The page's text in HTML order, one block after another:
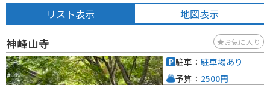
リスト表示 地図表示
神峰山寺 お気に入り
駐車： 駐車場あり
予算： 2500円